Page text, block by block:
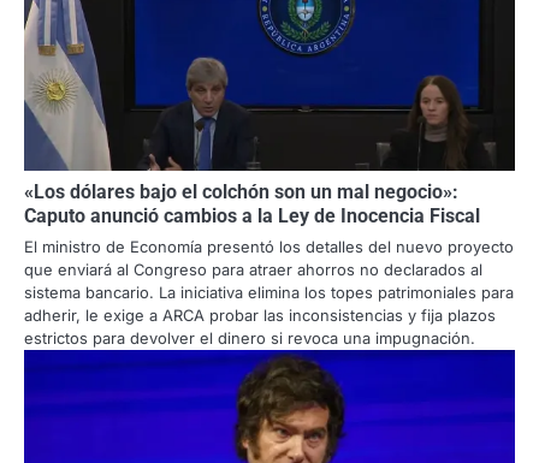
«Los dólares bajo el colchón son un mal negocio»:
Caputo anunció cambios a la Ley de Inocencia Fiscal
El ministro de Economía presentó los detalles del nuevo proyecto
que enviará al Congreso para atraer ahorros no declarados al
sistema bancario. La iniciativa elimina los topes patrimoniales para
adherir, le exige a ARCA probar las inconsistencias y fija plazos
estrictos para devolver el dinero si revoca una impugnación.